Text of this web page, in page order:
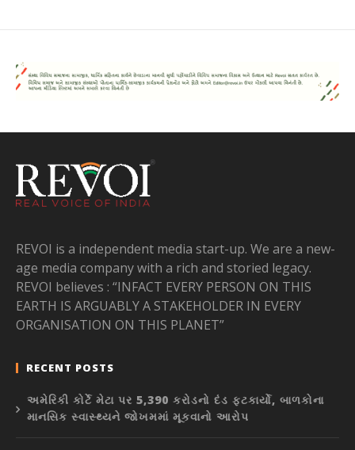
REVOI is a independent media start-up. We are a new-
age media company with a rich and storied legacy.
REVOI believes : “INFACT EVERY PERSON ON THIS
EARTH IS ARGUABLY A STAKEHOLDER IN EVERY
ORGANISATION ON THIS PLANET”
RECENT POSTS
અમેરિકી કોર્ટે મેટા પર 5,390 કરોડનો દંડ ફટકાર્યો, બાળકોના
માનસિક સ્વાસ્થ્યને જોખમમાં મૂકવાનો આરોપ